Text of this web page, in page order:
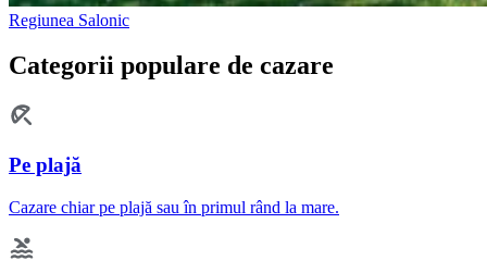
Regiunea Salonic
Categorii populare de cazare
Pe plajă
Cazare chiar pe plajă sau în primul rând la mare.